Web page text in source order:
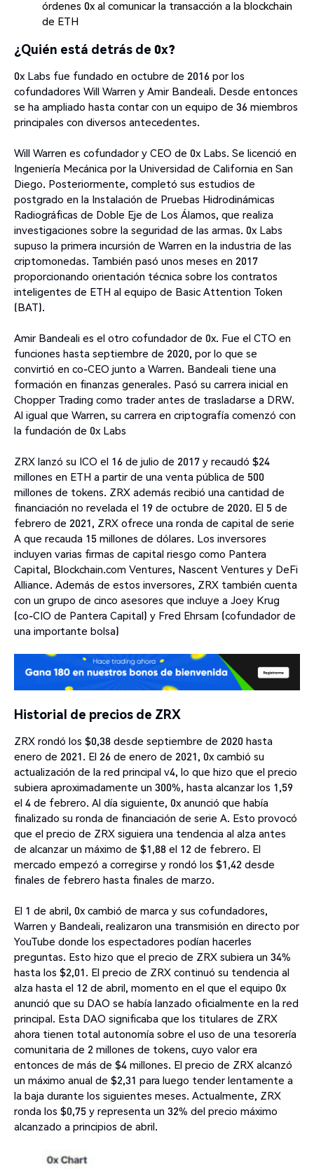
órdenes 0x al comunicar la transacción a la blockchain
de ETH
¿Quién está detrás de 0x?
0x Labs fue fundado en octubre de 2016 por los
cofundadores Will Warren y Amir Bandeali. Desde entonces
se ha ampliado hasta contar con un equipo de 36 miembros
principales con diversos antecedentes.
Will Warren es cofundador y CEO de 0x Labs. Se licenció en
Ingeniería Mecánica por la Universidad de California en San
Diego. Posteriormente, completó sus estudios de
postgrado en la Instalación de Pruebas Hidrodinámicas
Radiográficas de Doble Eje de Los Álamos, que realiza
investigaciones sobre la seguridad de las armas. 0x Labs
supuso la primera incursión de Warren en la industria de las
criptomonedas. También pasó unos meses en 2017
proporcionando orientación técnica sobre los contratos
inteligentes de ETH al equipo de Basic Attention Token
(BAT).
Amir Bandeali es el otro cofundador de 0x. Fue el CTO en
funciones hasta septiembre de 2020, por lo que se
convirtió en co-CEO junto a Warren. Bandeali tiene una
formación en finanzas generales. Pasó su carrera inicial en
Chopper Trading como trader antes de trasladarse a DRW.
Al igual que Warren, su carrera en criptografía comenzó con
la fundación de 0x Labs
ZRX lanzó su ICO el 16 de julio de 2017 y recaudó $24
millones en ETH a partir de una venta pública de 500
millones de tokens. ZRX además recibió una cantidad de
financiación no revelada el 19 de octubre de 2020. El 5 de
febrero de 2021, ZRX ofrece una ronda de capital de serie
A que recauda 15 millones de dólares. Los inversores
incluyen varias firmas de capital riesgo como Pantera
Capital, Blockchain.com Ventures, Nascent Ventures y DeFi
Alliance. Además de estos inversores, ZRX también cuenta
con un grupo de cinco asesores que incluye a Joey Krug
(co-CIO de Pantera Capital) y Fred Ehrsam (cofundador de
una importante bolsa)
Historial de precios de ZRX
ZRX rondó los $0,38 desde septiembre de 2020 hasta
enero de 2021. El 26 de enero de 2021, 0x cambió su
actualización de la red principal v4, lo que hizo que el precio
subiera aproximadamente un 300%, hasta alcanzar los 1,59
el 4 de febrero. Al día siguiente, 0x anunció que había
finalizado su ronda de financiación de serie A. Esto provocó
que el precio de ZRX siguiera una tendencia al alza antes
de alcanzar un máximo de $1,88 el 12 de febrero. El
mercado empezó a corregirse y rondó los $1,42 desde
finales de febrero hasta finales de marzo.
El 1 de abril, 0x cambió de marca y sus cofundadores,
Warren y Bandeali, realizaron una transmisión en directo por
YouTube donde los espectadores podían hacerles
preguntas. Esto hizo que el precio de ZRX subiera un 34%
hasta los $2,01. El precio de ZRX continuó su tendencia al
alza hasta el 12 de abril, momento en el que el equipo 0x
anunció que su DAO se había lanzado oficialmente en la red
principal. Esta DAO significaba que los titulares de ZRX
ahora tienen total autonomía sobre el uso de una tesorería
comunitaria de 2 millones de tokens, cuyo valor era
entonces de más de $4 millones. El precio de ZRX alcanzó
un máximo anual de $2,31 para luego tender lentamente a
la baja durante los siguientes meses. Actualmente, ZRX
ronda los $0,75 y representa un 32% del precio máximo
alcanzado a principios de abril.